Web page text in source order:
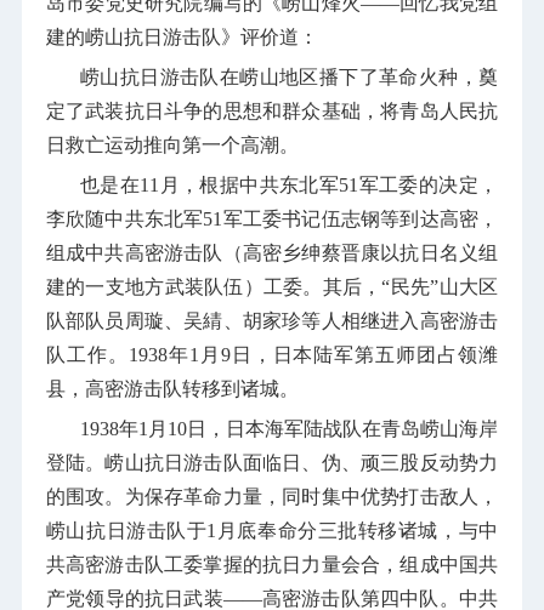
建的崂山抗日游击队》评价道：
崂山抗日游击队在崂山地区播下了革命火种，奠
定了武装抗日斗争的思想和群众基础，将青岛人民抗
日救亡运动推向第一个高潮。
也是在11 月，根据中共东北军51 军工委的决定，
李欣随中共东北军51 军工委书记伍志钢等到达高密，
组成中共高密游击队（高密乡绅蔡晋康以抗日名义组
建的一支地方武装队伍）工委。其后，“民先”山大区
队部队员周璇、吴綪、胡家珍等人相继进入高密游击
队工作。 1938年1 月 9日，日本陆军第五师团占领潍
县，高密游击队转移到诸城。
1938年1 月 10日，日本海军陆战队在青岛崂山海岸
登陆。崂山抗日游击队面临日、伪、顽三股反动势力
的围攻。为保存革命力量，同时集中优势打击敌人，
崂山抗日游击队于1 月底奉命分三批转移诸城，与中
共高密游击队工委掌握的抗日力量会合，组成中国共
产党领导的抗日武装——高密游击队第四中队。中共